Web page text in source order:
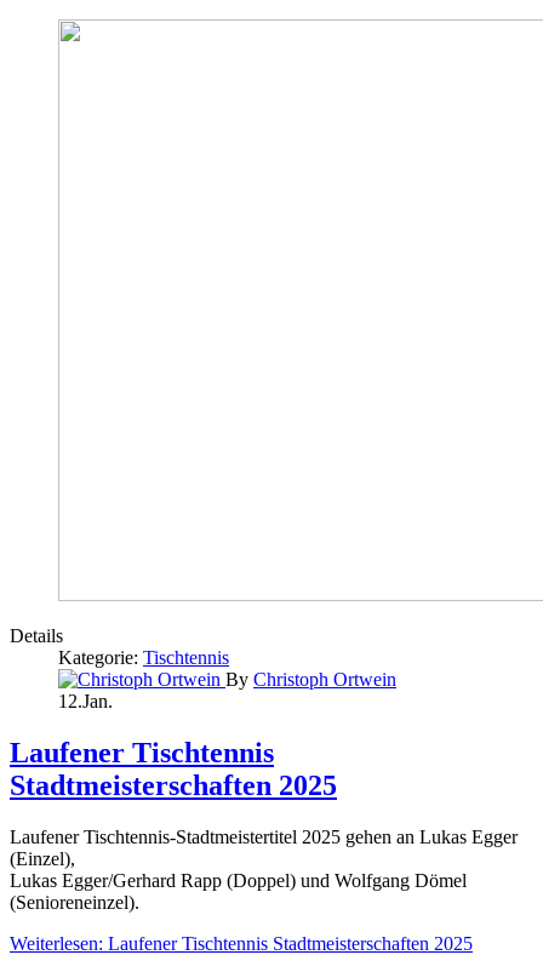
Details
Kategorie: Tischtennis
By Christoph Ortwein
12.Jan.
Laufener Tischtennis
Stadtmeisterschaften 2025
Laufener Tischtennis-Stadtmeistertitel 2025 gehen an Lukas Egger
(Einzel),
Lukas Egger/Gerhard Rapp (Doppel) und Wolfgang Dömel
(Senioreneinzel).
Weiterlesen: Laufener Tischtennis Stadtmeisterschaften 2025